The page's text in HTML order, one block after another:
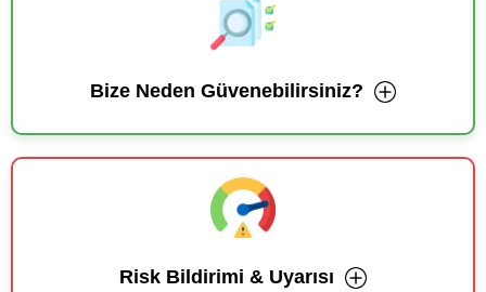
Bize Neden Güvenebilirsiniz?
Risk Bildirimi & Uyarısı